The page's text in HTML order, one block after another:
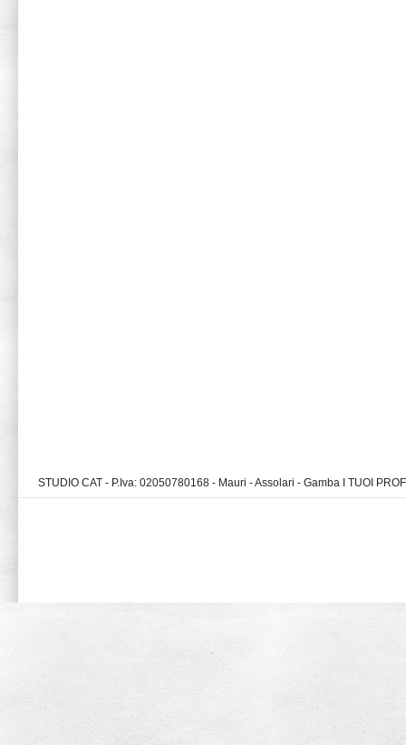
STUDIO CAT - P.Iva: 02050780168 - Mauri - Assolari - Gamba I TUOI